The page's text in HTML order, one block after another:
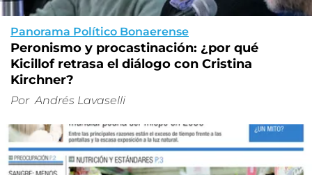
Panorama Político Bonaerense
Peronismo y procastinación: ¿por qué
Kicillof retrasa el diálogo con Cristina
Kirchner?
Por Andrés Lavaselli